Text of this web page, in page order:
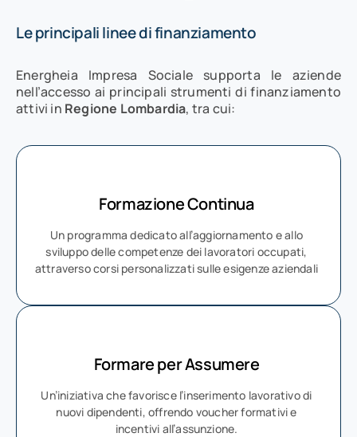
Le principali linee di finanziamento
Energheia Impresa Sociale supporta le aziende
nell’accesso ai principali strumenti di finanziamento
attivi in Regione Lombardia, tra cui:
Formazione Continua
Un programma dedicato all’aggiornamento e allo
sviluppo delle competenze dei lavoratori occupati,
attraverso corsi personalizzati sulle esigenze aziendali
Formare per Assumere
Un’iniziativa che favorisce l’inserimento lavorativo di
nuovi dipendenti, offrendo voucher formativi e
incentivi all’assunzione.